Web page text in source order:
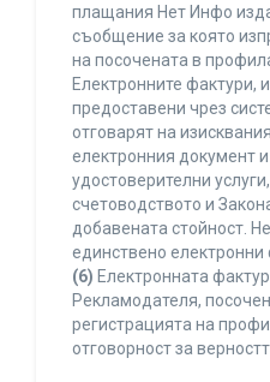
плащания Нет Инфо
съобщение за която
на посочената в
Електронните фактури,
предоставени чрез
отговарят на
електронния документ
удостоверителни
счетоводството и
добавената стойност.
единствено електронни
(6) Електронната
Рекламодателя,
регистрацията на
отговорност за